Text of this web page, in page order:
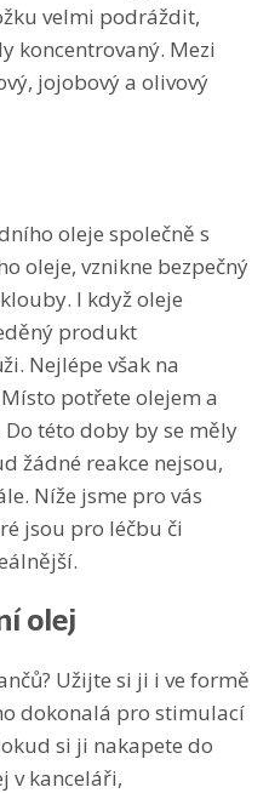
velmi podráždit,
koncentrovaný. Mezi
jojobový a olivový
oleje společně s
oleje, vznikne bezpečný
I když oleje
produkt
Nejlépe však na
potřete olejem a
této doby by se měly
žádné reakce nejsou,
Níže jsme pro vás
jsou pro léčbu či
olej
Užijte si ji i ve formě
dokonalá pro stimulací
si ji nakapete do
v kanceláři,